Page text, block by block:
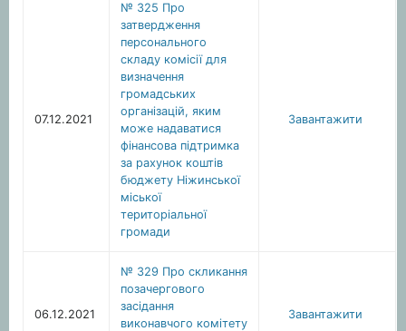
07.12.2021
№ 325 Про
затвердження
персонального
складу комісії для
визначення
громадських
організацій, яким
може надаватися
фінансова підтримка
за рахунок коштів
бюджету Ніжинської
міської
територіальної
громади
Завантажити
06.12.2021
№ 329 Про скликання
позачергового
засідання
виконавчого комітету
Завантажити